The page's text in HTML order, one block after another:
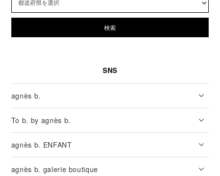
検索
SNS
agnès b.
To b. by agnès b.
agnès b. ENFANT
agnès b. galerie boutique